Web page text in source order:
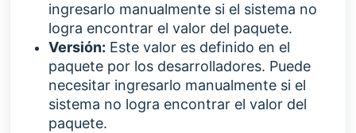
ingresarlo manualmente si el sistema no
logra encontrar el valor del paquete.
Versión: Este valor es definido en el
paquete por los desarrolladores. Puede
necesitar ingresarlo manualmente si el
sistema no logra encontrar el valor del
paquete.